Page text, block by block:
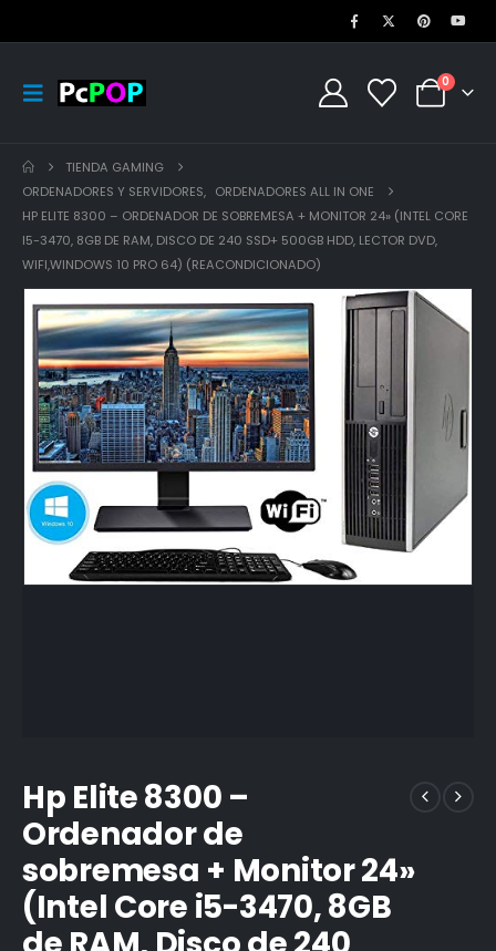
0
TIENDA GAMING
ORDENADORES Y SERVIDORES, ORDENADORES ALL IN ONE
HP ELITE 8300 – ORDENADOR DE SOBREMESA + MONITOR 24» (INTEL CORE
I5-3470, 8GB DE RAM, DISCO DE 240 SSD+ 500GB HDD, LECTOR DVD,
WIFI,WINDOWS 10 PRO 64) (REACONDICIONADO)
Hp Elite 8300 –
Ordenador de
sobremesa + Monitor 24»
(Intel Core i5-3470, 8GB